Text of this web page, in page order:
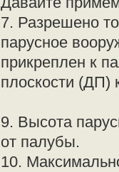
7. Разрешено
парусное
прикреплен к
плоскости (ДП)
9. Высота
от палубы.
10.